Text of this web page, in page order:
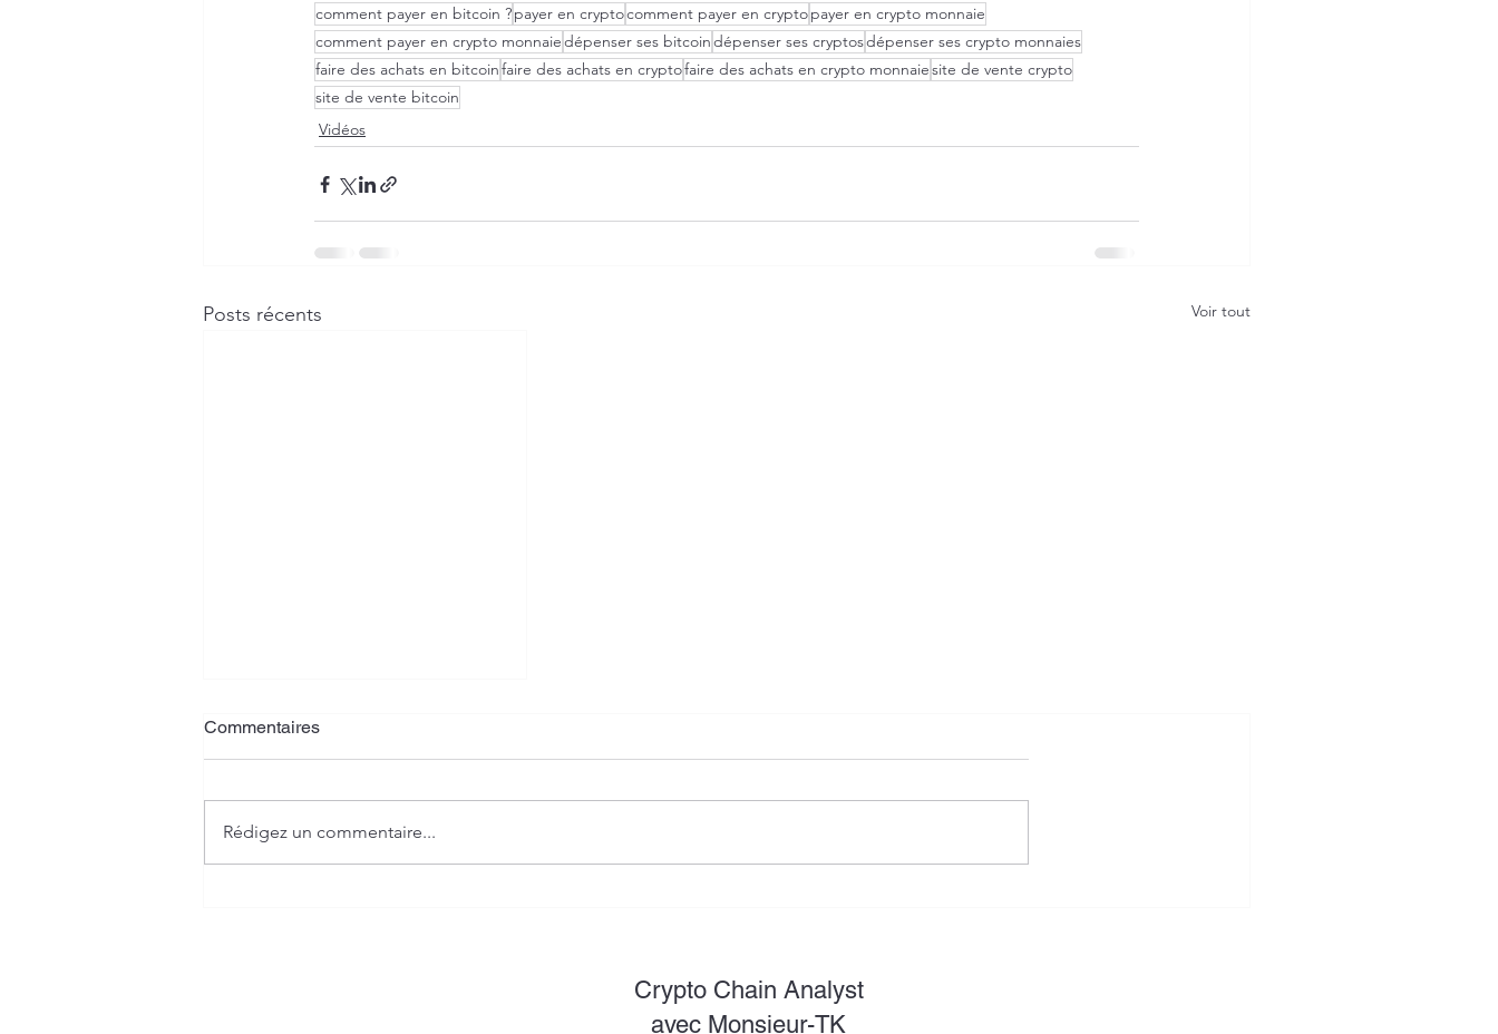
comment payer en bitcoin ?payer en cryptocomment payer en cryptopayer en crypto monnaie
comment payer en crypto monnaiedépenser ses bitcoindépenser ses cryptosdépenser ses crypto monnaies
faire des achats en bitcoinfaire des achats en cryptofaire des achats en crypto monnaiesite de vente crypto
site de vente bitcoin
Vidéos
Posts récents Voir tout
Commentaires
Rédigez un commentaire...
Crypto Chain Analyst
avec Monsieur-TK